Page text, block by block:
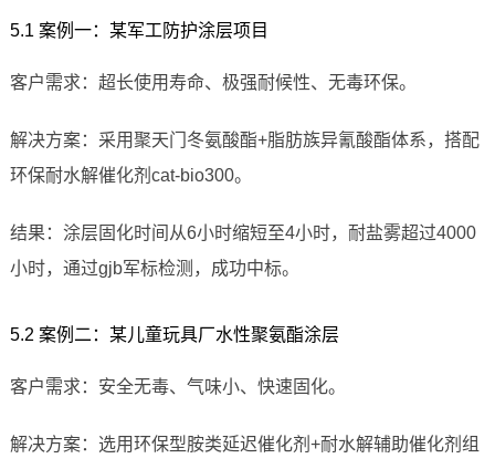
5.1 案例一：某军工防护涂层项目
客户需求：超长使用寿命、极强耐候性、无毒环保。
解决方案：采用聚天门冬氨酸酯+脂肪族异氰酸酯体系，搭配
环保耐水解催化剂cat-bio300。
结果：涂层固化时间从6小时缩短至4小时，耐盐雾超过4000
小时，通过gjb军标检测，成功中标。
5.2 案例二：某儿童玩具厂水性聚氨酯涂层
客户需求：安全无毒、气味小、快速固化。
解决方案：选用环保型胺类延迟催化剂+耐水解辅助催化剂组